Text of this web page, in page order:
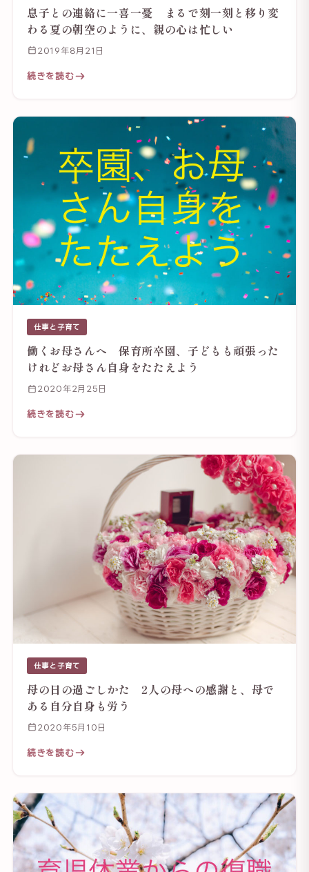
息子との連絡に一喜一憂 まるで刻一刻と移り変
わる夏の朝空のように、親の心は忙しい
2019年8月21日
続きを読む
仕事と子育て
働くお母さんへ 保育所卒園、子どもも頑張った
けれどお母さん自身をたたえよう
2020年2月25日
続きを読む
仕事と子育て
母の日の過ごしかた 2人の母への感謝と、母で
ある自分自身も労う
2020年5月10日
続きを読む